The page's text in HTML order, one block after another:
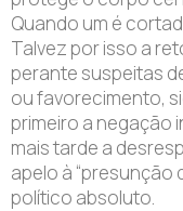
Quando um é
Talvez por isso a
perante suspeitas
ou favorecimento,
primeiro a negação
mais tarde a
apelo à
político absoluto.